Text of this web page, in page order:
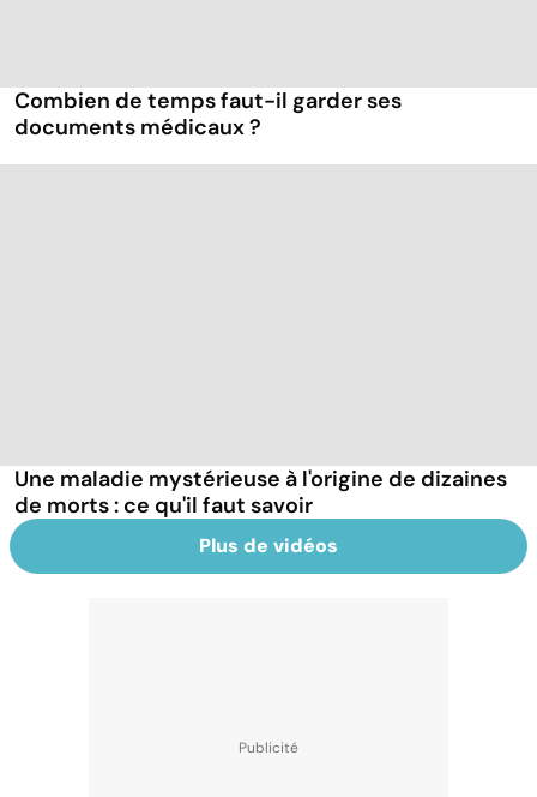
Combien de temps faut-il garder ses
documents médicaux ?
Une maladie mystérieuse à l'origine de dizaines
de morts : ce qu'il faut savoir
Plus de vidéos